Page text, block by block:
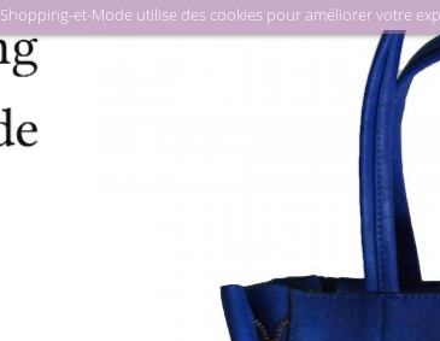
Shopping-et-Mode utilise des cookies pour améliorer votre